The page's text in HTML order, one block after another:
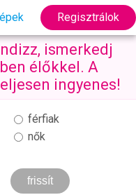
Regisztrálok
ismerkedj
élőkkel. A
ingyenes!
férfiak
nők